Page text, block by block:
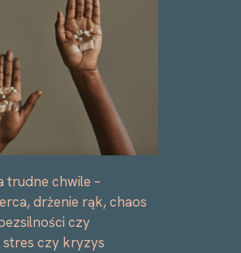
trudne chwile –
drżenie rąk, chaos
czy
stres czy kryzys